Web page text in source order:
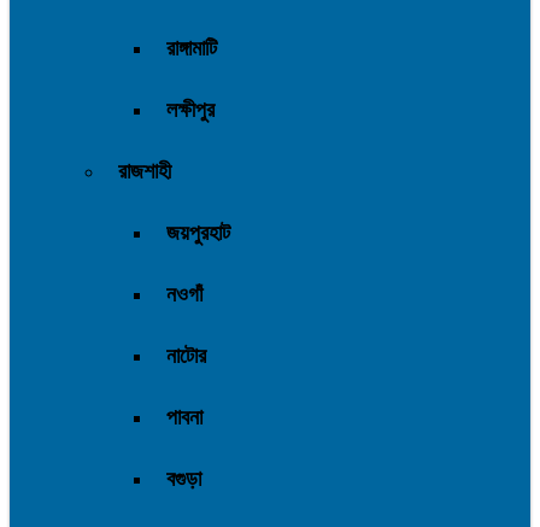
রাঙ্গামাটি
লক্ষীপুর
রাজশাহী
জয়পুরহাট
নওগাঁ
নাটোর
পাবনা
বগুড়া